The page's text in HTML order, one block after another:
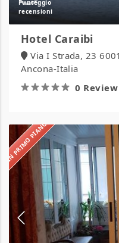
Hotel Caraibi
Via I Strada, 23
Ancona-Italia
0 Review
IN PRIMO PIANO
Claridge